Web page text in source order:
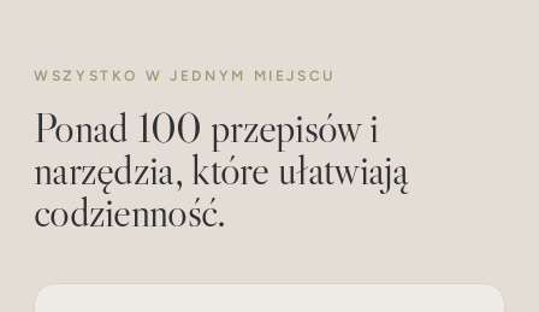
WSZYSTKO W JEDNYM MIEJSCU
Ponad 100 przepisów i
narzędzia, które ułatwiają
codzienność.